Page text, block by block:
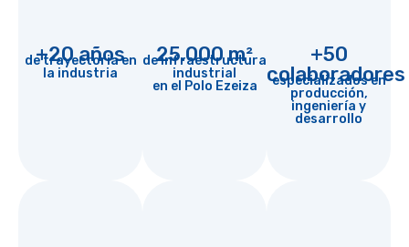
+20 años
de trayectoria en
la industria
25.000 m²
de infraestructura
industrial
en el Polo Ezeiza
+50
colaboradores
especializados en
producción,
ingeniería y
desarrollo